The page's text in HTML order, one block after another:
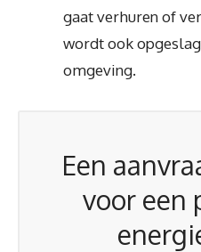
gaat verhuren of
wordt ook
omgeving.
Een
voor een